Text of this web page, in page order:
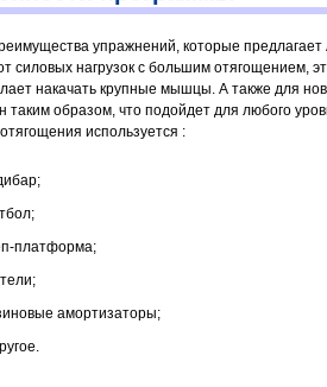
упражнений, которые
силовых нагрузок с большим отягощением,
накачать крупные мышцы. А также для
таким образом, что подойдет для любого
используется :
платформа;
амортизаторы;